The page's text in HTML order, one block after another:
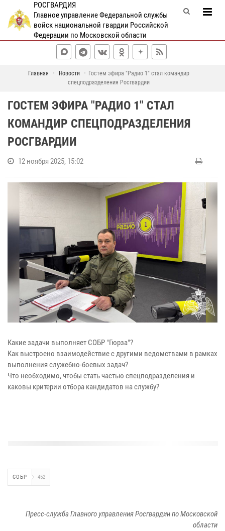
РОСГВАРДИЯ
Главное управление Федеральной службы
войск национальной гвардии Российской
Федерации по Московской области
Главная Новости
Гостем эфира "Радио 1" стал командир
спецподразделения Росгвардии
ГОСТЕМ ЭФИРА "РАДИО 1" СТАЛ
КОМАНДИР СПЕЦПОДРАЗДЕЛЕНИЯ
РОСГВАРДИИ
12 ноября 2025, 15:02
Какие задачи выполняет СОБР "Гюрза"?
Как выстроено взаимодействие с другими ведомствами в рамках
выполнения служебно-боевых задач?
Что необходимо, чтобы стать частью спецподразделения и
каковы критерии отбора кандидатов на службу?
СОБР 452
Пресс-служба Главного управления Росгвардии по Московской
области